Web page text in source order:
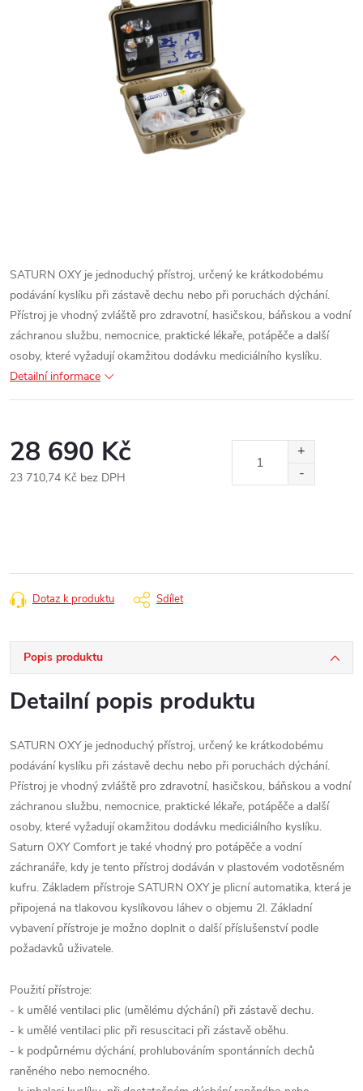
SATURN OXY je jednoduchý přístroj, určený ke krátkodobému
podávání kyslíku při zástavě dechu nebo při poruchách dýchání.
Přístroj je vhodný zvláště pro zdravotní, hasičskou, báňskou a vodní
záchranou službu, nemocnice, praktické lékaře, potápěče a další
osoby, které vyžadují okamžitou dodávku mediciálního kyslíku.
Detailní informace
28 690 Kč
23 710,74 Kč bez DPH
Dotaz k produktu Sdílet
Popis produktu
Detailní popis produktu
SATURN OXY je jednoduchý přístroj, určený ke krátkodobému
podávání kyslíku při zástavě dechu nebo při poruchách dýchání.
Přístroj je vhodný zvláště pro zdravotní, hasičskou, báňskou a vodní
záchranou službu, nemocnice, praktické lékaře, potápěče a další
osoby, které vyžadují okamžitou dodávku mediciálního kyslíku.
Saturn OXY Comfort je také vhodný pro potápěče a vodní
záchranáře, kdy je tento přístroj dodáván v plastovém vodotěsném
kufru. Základem přístroje SATURN OXY je plicní automatika, která je
připojená na tlakovou kyslíkovou láhev o objemu 2l. Základní
vybavení přístroje je možno doplnit o další příslušenství podle
požadavků uživatele.
Použití přístroje:
- k umělé ventilaci plic (umělému dýchání) při zástavě dechu.
- k umělé ventilaci plic při resuscitaci při zástavě oběhu.
- k podpůrnému dýchání, prohlubováním spontánních dechů
raněného nebo nemocného.